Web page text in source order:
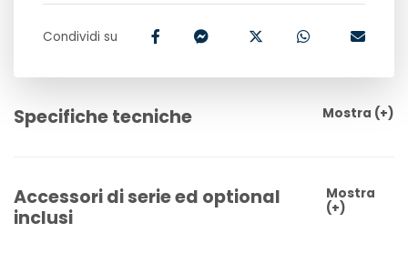
Condividi su
Specifiche tecniche Mostra (+)
Accessori di serie ed optional
inclusi
Mostra
(+)